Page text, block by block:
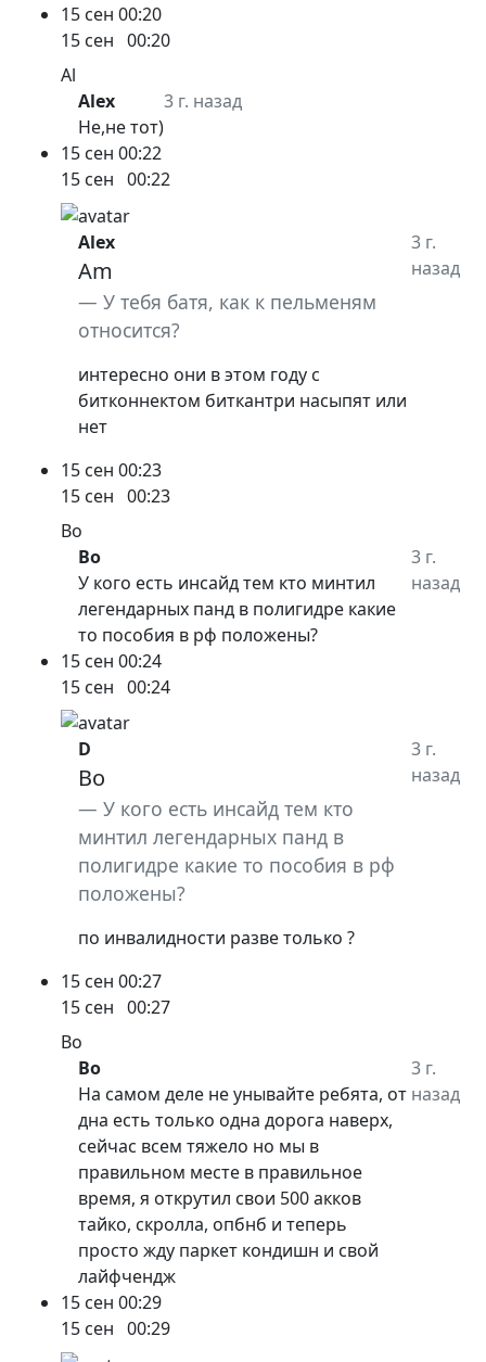
15 сен 00:20
15 сен 00:20
Al
Alex
Не,не тот)
3 г. назад
15 сен 00:22
15 сен 00:22
Alex
Am
У тебя батя, как к пельменям
относится?
интересно они в этом году с
битконнектом биткантри насыпят или
нет
3 г.
назад
15 сен 00:23
15 сен 00:23
Bo
Bo
У кого есть инсайд тем кто минтил
легендарных панд в полигидре какие
то пособия в рф положены?
3 г.
назад
15 сен 00:24
15 сен 00:24
D
Bo
У кого есть инсайд тем кто
минтил легендарных панд в
полигидре какие то пособия в рф
положены?
по инвалидности разве только ?
3 г.
назад
15 сен 00:27
15 сен 00:27
Bo
Bo
На самом деле не унывайте ребята, от
дна есть только одна дорога наверх,
сейчас всем тяжело но мы в
правильном месте в правильное
время, я открутил свои 500 акков
тайко, скролла, опбнб и теперь
просто жду паркет кондишн и свой
лайфчендж
3 г.
назад
15 сен 00:29
15 сен 00:29